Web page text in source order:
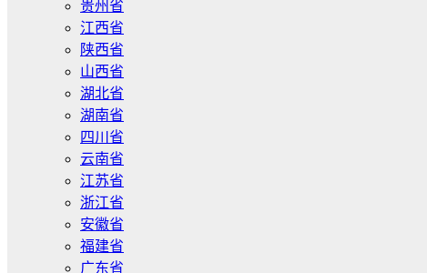
贵州省
江西省
陕西省
山西省
湖北省
湖南省
四川省
云南省
江苏省
浙江省
安徽省
福建省
广东省